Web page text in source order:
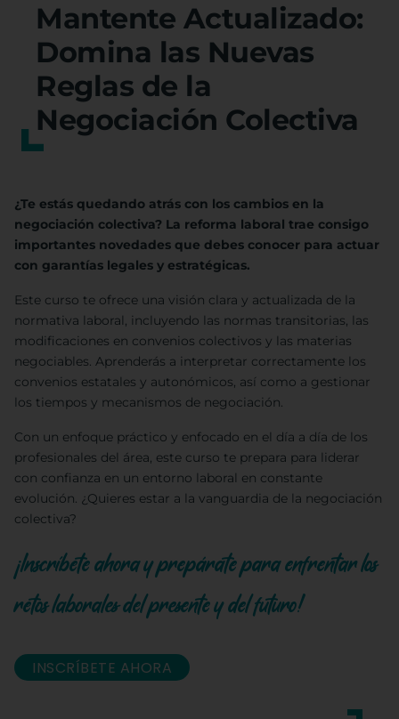
Mantente Actualizado:
Domina las Nuevas
Reglas de la
Negociación Colectiva
¿Te estás quedando atrás con los cambios en la
negociación colectiva? La reforma laboral trae consigo
importantes novedades que debes conocer para actuar
con garantías legales y estratégicas.
Este curso te ofrece una visión clara y actualizada de la
normativa laboral, incluyendo las normas transitorias, las
modificaciones en convenios colectivos y las materias
negociables. Aprenderás a interpretar correctamente los
convenios estatales y autonómicos, así como a gestionar
los tiempos y mecanismos de negociación.
Con un enfoque práctico y enfocado en el día a día de los
profesionales del área, este curso te prepara para liderar
con confianza en un entorno laboral en constante
evolución. ¿Quieres estar a la vanguardia de la negociación
colectiva?
¡Inscríbete ahora y prepárate para enfrentar los
retos laborales del presente y del futuro!
INSCRÍBETE AHORA